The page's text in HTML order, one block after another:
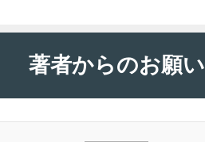
著者からのお願い